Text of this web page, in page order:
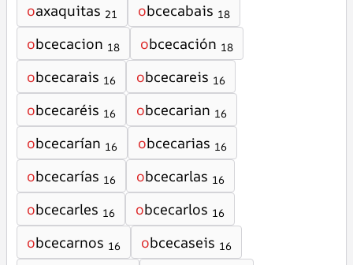
oaxaquitas 21 obcecabais 18
obcecacion 18 obcecación 18
obcecarais 16 obcecareis 16
obcecaréis 16 obcecarian 16
obcecarían 16 obcecarias 16
obcecarías 16 obcecarlas 16
obcecarles 16 obcecarlos 16
obcecarnos 16 obcecaseis 16